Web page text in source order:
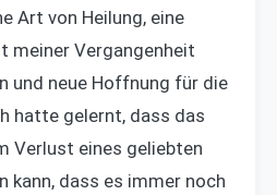
Art von Heilung, eine
meiner Vergangenheit
und neue Hoffnung für die
hatte gelernt, dass das
Verlust eines geliebten
kann, dass es immer noch